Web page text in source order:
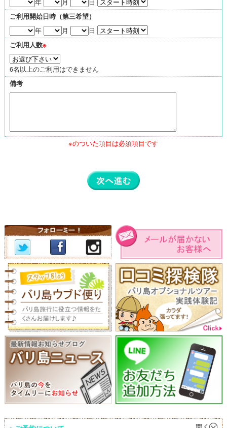
年
月
日
ご利用開始日時（第三希望）
年
月
日
ご利用人数※
6名以上のご利用はできません
備考
※のついた項目は必須項目です